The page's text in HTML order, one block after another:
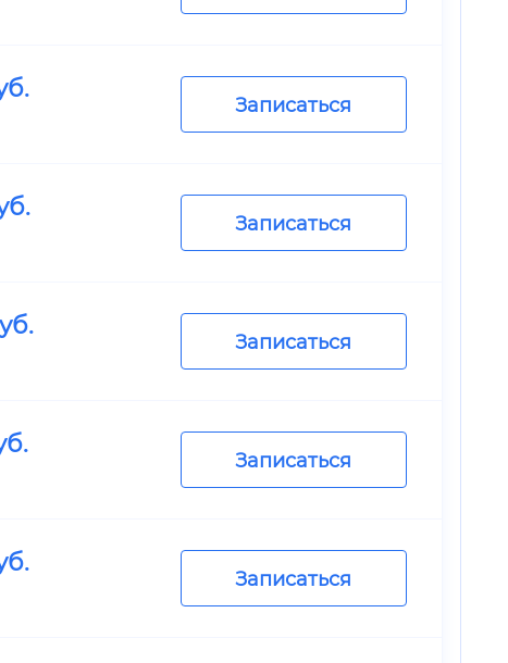
Записаться
Записаться
Записаться
Записаться
Записаться